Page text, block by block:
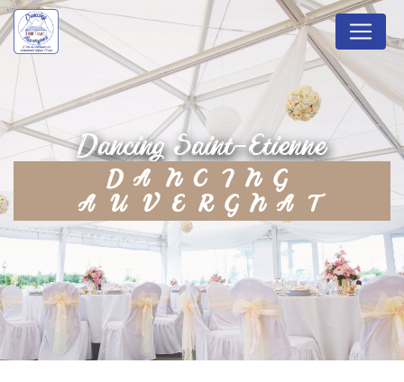
dancing Saint-Etienne
DANCING
AUVERGNAT
Panneau de gestion des cookies